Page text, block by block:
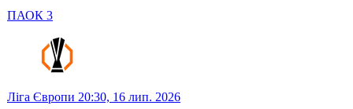
ПАОК 3
Ліга Європи 20:30, 16 лип. 2026